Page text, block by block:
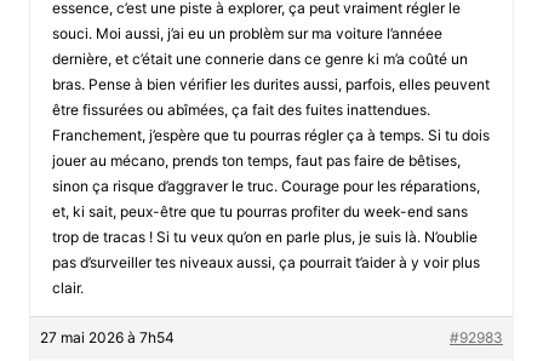
essence, c’est une piste à explorer, ça peut vraiment régler le
souci. Moi aussi, j’ai eu un problèm sur ma voiture l’annéee
dernière, et c’était une connerie dans ce genre ki m’a coûté un
bras. Pense à bien vérifier les durites aussi, parfois, elles peuvent
être fissurées ou abîmées, ça fait des fuites inattendues.
Franchement, j’espère que tu pourras régler ça à temps. Si tu dois
jouer au mécano, prends ton temps, faut pas faire de bêtises,
sinon ça risque d’aggraver le truc. Courage pour les réparations,
et, ki sait, peux-être que tu pourras profiter du week-end sans
trop de tracas ! Si tu veux qu’on en parle plus, je suis là. N’oublie
pas d’surveiller tes niveaux aussi, ça pourrait t’aider à y voir plus
clair.
27 mai 2026 à 7h54 #92983